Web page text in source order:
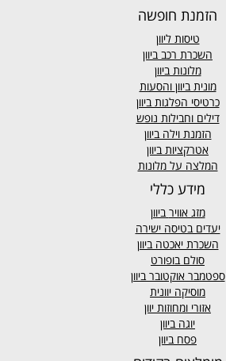
הזמנת חופשה
טיסות ליוון
השכרת רכב ביוון
מלונות ביוון
מונית ביוון והסעות
כרטיסי הפלגות ביוון
דילים וחבילות נופש
הזמנת וילה ביוון
אטרקציות ביוון
המלצה על מלונות
מידע כללי
מזג אווירביוון
יעדים בטיסה ישירה
השכרת יאכטה ביוון
סולם בופורט
ספטמבר אוקטובר ביוון
מוסיקה יוונית
אזורי ומחוזות יוון
יוגה ביוון
פסח ביוון